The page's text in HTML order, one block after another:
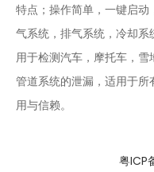
特点；操作简单，一键启
气系统，排气系统，冷却
用于检测汽车，摩托车，
管道系统的泄漏，适用于
用与信赖。
粤ICP